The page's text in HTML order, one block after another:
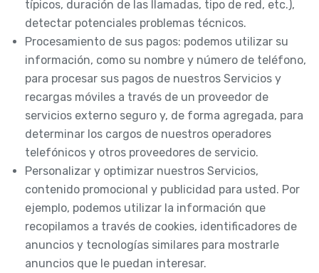
típicos, duración de las llamadas, tipo de red, etc.),
detectar potenciales problemas técnicos.
Procesamiento de sus pagos: podemos utilizar su
información, como su nombre y número de teléfono,
para procesar sus pagos de nuestros Servicios y
recargas móviles a través de un proveedor de
servicios externo seguro y, de forma agregada, para
determinar los cargos de nuestros operadores
telefónicos y otros proveedores de servicio.
Personalizar y optimizar nuestros Servicios,
contenido promocional y publicidad para usted. Por
ejemplo, podemos utilizar la información que
recopilamos a través de cookies, identificadores de
anuncios y tecnologías similares para mostrarle
anuncios que le puedan interesar.